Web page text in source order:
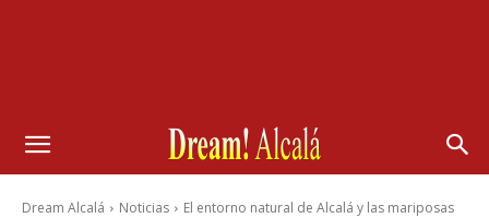
Dream Alcalá Noticias El entorno natural de Alcalá y las mariposas